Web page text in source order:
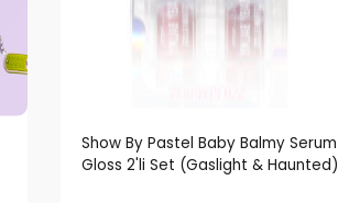
Show By Pastel Baby Balmy Serum
Gloss 2'li Set (Gaslight & Haunted)